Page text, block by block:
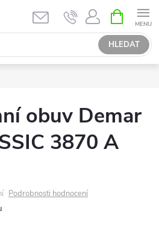
HLEDAT
NÁKUPNÍ
KOŠÍK
obuv Demar
3870 A
Podrobnosti hodnocení